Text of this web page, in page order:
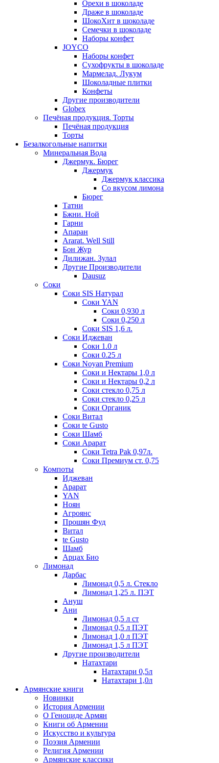
Орехи в шоколаде
Драже в шоколаде
ШокоХит в шоколаде
Семечки в шоколаде
Наборы конфет
JOYCO
Наборы конфет
Сухофрукты в шоколаде
Мармелад. Лукум
Шоколадные плитки
Конфеты
Другие производители
Globex
Печёная продукция. Торты
Печёная продукция
Торты
Безалкогольные напитки
Минеральная Вода
Джермук. Бюрег
Джермук
Джермук классика
Со вкусом лимона
Бюрег
Татни
Бжни. Ной
Гарни
Апаран
Ararat. Well Still
Бон Жур
Дилижан. Зулал
Другие Производители
Dausuz
Соки
Соки SIS Натурал
Соки YAN
Соки 0,930 л
Соки 0,250 л
Соки SIS 1,6 л.
Соки Иджеван
Соки 1.0 л
Соки 0.25 л
Соки Noyan Premium
Соки и Нектары 1,0 л
Соки и Нектары 0,2 л
Соки стекло 0,75 л
Соки стекло 0,25 л
Соки Органик
Соки Витал
Соки te Gusto
Соки Шамб
Соки Арарат
Соки Tetra Pak 0,97л.
Соки Премиум ст. 0,75
Компоты
Иджеван
Арарат
YAN
Ноян
Агроянс
Прошян Фуд
Витал
te Gusto
Шамб
Арцах Био
Лимонад
Дарбас
Лимонад 0,5 л. Стекло
Лимонад 1,25 л. ПЭТ
Ануш
Ани
Лимонад 0,5 л ст
Лимонад 0,5 л ПЭТ
Лимонад 1,0 л ПЭТ
Лимонад 1,5 л ПЭТ
Другие производители
Натахтари
Натахтари 0,5л
Натахтари 1,0л
Армянские книги
Новинки
История Армении
О Геноциде Армян
Книги об Армении
Иcкусство и культура
Поэзия Армении
Религия Армении
Армянские классики